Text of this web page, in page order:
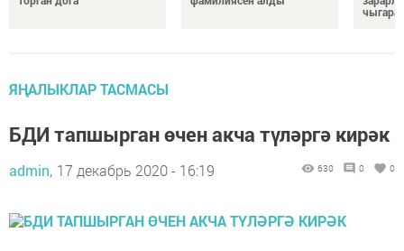
чыгара
ЯҢАЛЫКЛАР ТАСМАСЫ
БДИ тапшырган өчен акча түләргә кирәк
admin, 17 декабрь 2020 - 16:19 630 0 0